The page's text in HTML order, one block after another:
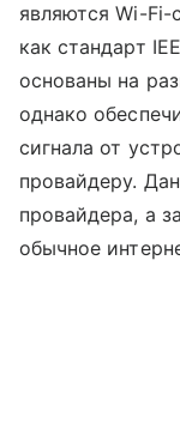
являются Wi-Fi-
как стандарт
основаны на
однако
сигнала от
провайдеру.
провайдера, а
обычное